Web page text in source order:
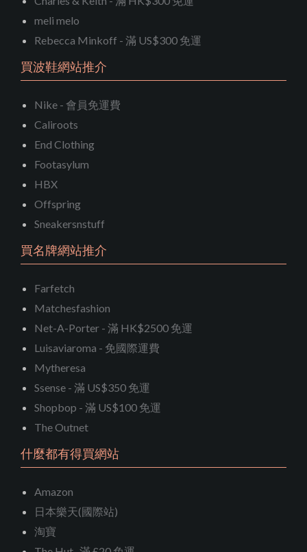
meli melo
Rebecca Minkoff - 滿 US$300 免運
買波鞋網站推介
Nike - 會員免運費
Caliroots
End Clothing
Footasylum
HBX
Offspring
Sneakersnstuff
買名牌網站推介
Farfetch
Matchesfashion
Net-A-Porter - 滿 HK$2500 免運
Luisaviaroma - 免國際運費
Mytheresa
Ssense - 滿 US$350 免運
Shopbop - 滿 US$100 免運
The Outnet
什麼都有得買網站
Amazon
日本樂天(國際站)
淘寶